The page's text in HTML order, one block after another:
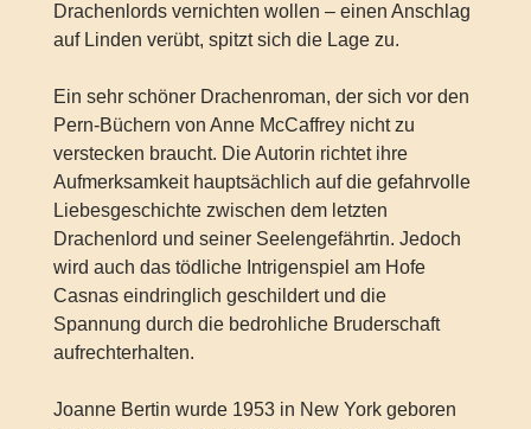
Drachenlords vernichten wollen – einen Anschlag
auf Linden verübt, spitzt sich die Lage zu.
Ein sehr schöner Drachenroman, der sich vor den
Pern-Büchern von Anne McCaffrey nicht zu
verstecken braucht. Die Autorin richtet ihre
Aufmerksamkeit hauptsächlich auf die gefahrvolle
Liebesgeschichte zwischen dem letzten
Drachenlord und seiner Seelengefährtin. Jedoch
wird auch das tödliche Intrigenspiel am Hofe
Casnas eindringlich geschildert und die
Spannung durch die bedrohliche Bruderschaft
aufrechterhalten.
Joanne Bertin wurde 1953 in New York geboren